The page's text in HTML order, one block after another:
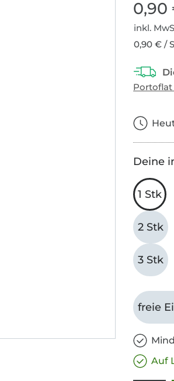
0,90
inkl.
0,90 € /
Deine
1 Stk
2 Stk
3 Stk
freie
Auf